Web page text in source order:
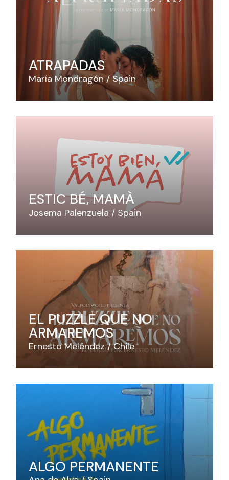
ATRAPADAS
María Mondragón Spain
ESTIC BÉ, MAMÀ
Josema Palenzuela Spain
EL PUZZLE QUE NO
ARMAREMOS
Ernesto Meléndez Chile
ALGO PERMANENTE